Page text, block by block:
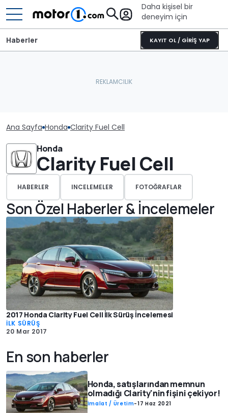
Daha kişisel bir
deneyim için
KAYIT OL / GİRİŞ YAP
Haberler
Ana Sayfa Honda Clarity Fuel Cell
Honda
Clarity Fuel Cell
HABERLER INCELEMELER FOTOĞRAFLAR
Son Özel Haberler & İncelemeler
2017 Honda Clarity Fuel Cell İlk Sürüş İncelemesi
İLK SÜRÜŞ
20 Mar 2017
En son haberler
Honda, satışlarından memnun
olmadığı Clarity'nin fişini çekiyor!
İmalat / Üretim-17 Haz 2021